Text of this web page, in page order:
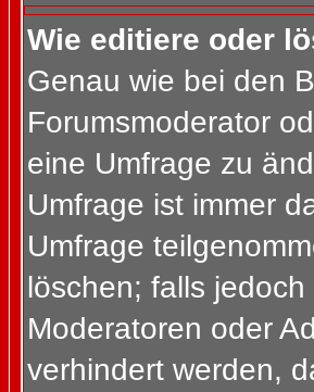
Wie editiere oder
Genau wie bei den
Forumsmoderator
eine Umfrage zu
Umfrage ist immer
Umfrage
löschen; falls
Moderatoren oder
verhindert werden,